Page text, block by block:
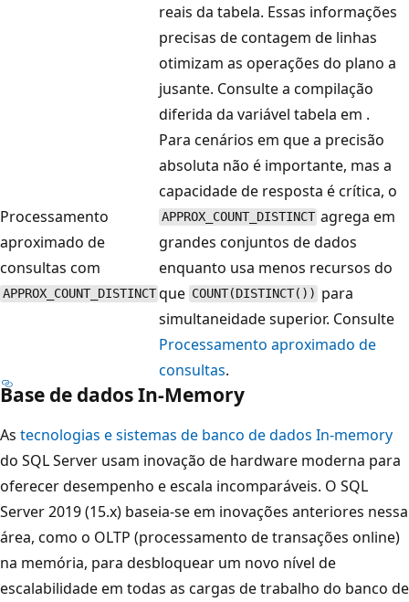
reais da tabela. Essas informações
precisas de contagem de linhas
otimizam as operações do plano a
jusante. Consulte a compilação
diferida da variável tabela em .
Processamento
aproximado de
consultas com
APPROX_COUNT_DISTINCT
Para cenários em que a precisão
absoluta não é importante, mas a
capacidade de resposta é crítica, o
APPROX_COUNT_DISTINCT agrega em
grandes conjuntos de dados
enquanto usa menos recursos do
que COUNT(DISTINCT()) para
simultaneidade superior. Consulte
Processamento aproximado de
consultas.
Base de dados In-Memory
As tecnologias e sistemas de banco de dados In-memory
do SQL Server usam inovação de hardware moderna para
oferecer desempenho e escala incomparáveis. O SQL
Server 2019 (15.x) baseia-se em inovações anteriores nessa
área, como o OLTP (processamento de transações online)
na memória, para desbloquear um novo nível de
escalabilidade em todas as cargas de trabalho do banco de